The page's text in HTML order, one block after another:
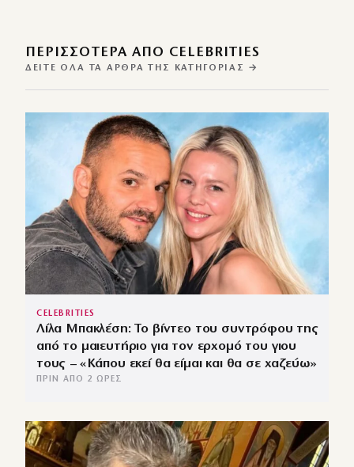
ΠΕΡΙΣΣΌΤΕΡΑ ΑΠΌ CELEBRITIES
ΔΕΊΤΕ ΌΛΑ ΤΑ ΆΡΘΡΑ ΤΗΣ ΚΑΤΗΓΟΡΊΑΣ →
CELEBRITIES
Λίλα Μπακλέση: Το βίντεο του συντρόφου της
από το μαιευτήριο για τον ερχομό του γιου
τους – «Κάπου εκεί θα είμαι και θα σε χαζεύω»
ΠΡΙΝ ΑΠΌ 2 ΏΡΕΣ